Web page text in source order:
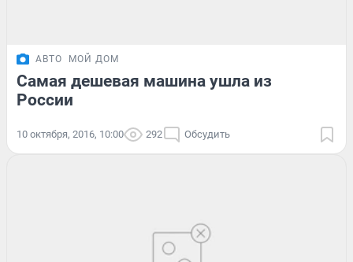
АВТО МОЙ ДОМ
Самая дешевая машина ушла из
России
10 октября, 2016, 10:00 292 Обсудить